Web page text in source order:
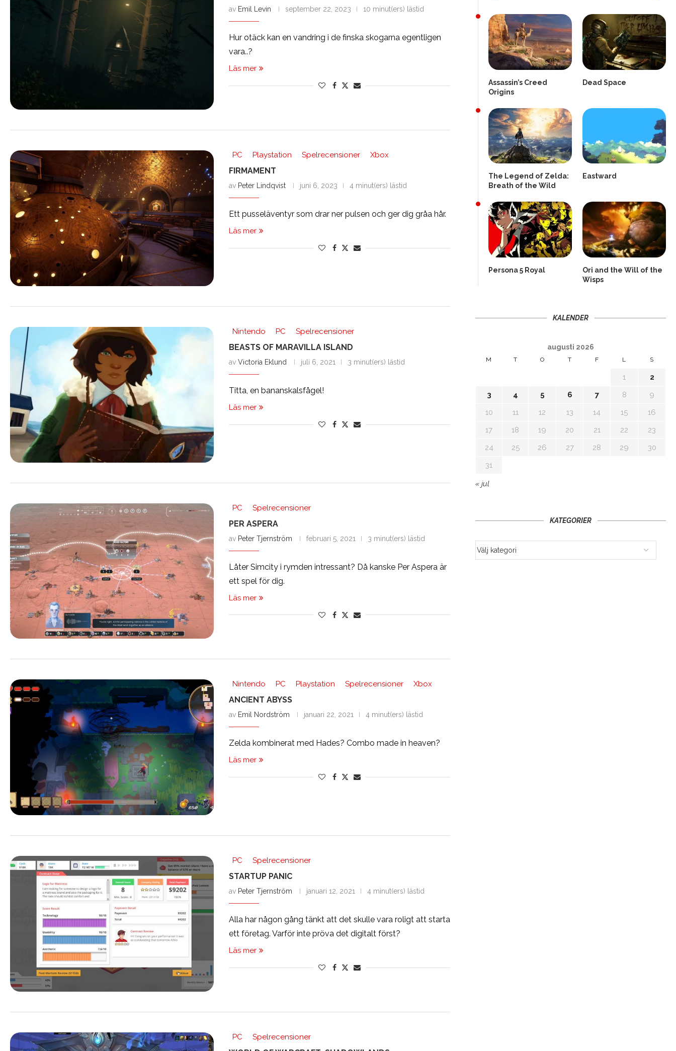
av Emil Levin september 22, 2023 10 minut(ers) lästid
Hur otäck kan en vandring i de finska skogarna egentligen
vara..?
Läs mer
PC Playstation Spelrecensioner Xbox
FIRMAMENT
av Peter Lindqvist juni 6, 2023 4 minut(ers) lästid
Ett pusseläventyr som drar ner pulsen och ger dig gråa hår.
Läs mer
Nintendo PC Spelrecensioner
BEASTS OF MARAVILLA ISLAND
av Victoria Eklund juli 6, 2021 3 minut(ers) lästid
Titta, en bananskalsfågel!
Läs mer
PC Spelrecensioner
PER ASPERA
av Peter Tjernström februari 5, 2021 3 minut(ers) lästid
Låter Simcity i rymden intressant? Då kanske Per Aspera är
ett spel för dig.
Läs mer
Nintendo PC Playstation Spelrecensioner Xbox
ANCIENT ABYSS
av Emil Nordström januari 22, 2021 4 minut(ers) lästid
Zelda kombinerat med Hades? Combo made in heaven?
Läs mer
PC Spelrecensioner
STARTUP PANIC
av Peter Tjernström januari 12, 2021 4 minut(ers) lästid
Alla har någon gång tänkt att det skulle vara roligt att starta
ett företag. Varför inte pröva det digitalt först?
Läs mer
PC Spelrecensioner
Assassin’s Creed
Origins
Dead Space
The Legend of Zelda:
Breath of the Wild
Eastward
Persona 5 Royal
Ori and the Will of the
Wisps
KALENDER
augusti 2026
M T O T F L S
1
2
3
4 5 6 7 8
9
10
11 12 13 14 15
16
17
18 19 20 21 22
23
24
25 26 27 28 29
30
31
« jul
KATEGORIER